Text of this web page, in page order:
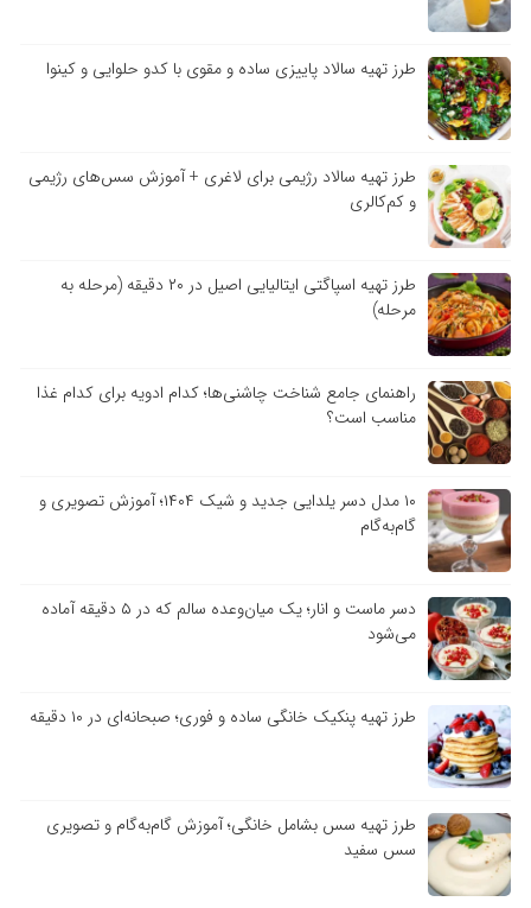
طرز تهیه سالاد پاییزی ساده و مقوی با کدو حلوایی و کینوا
طرز تهیه سالاد رژیمی برای لاغری + آموزش سس‌های رژیمی
و کم‌کالری
طرز تهیه اسپاگتی ایتالیایی اصیل در ۲۰ دقیقه (مرحله به
مرحله)
راهنمای جامع شناخت چاشنی‌ها؛ کدام ادویه برای کدام غذا
مناسب است؟
۱۰ مدل دسر یلدایی جدید و شیک ۱۴۰۴؛ آموزش تصویری و
گام‌به‌گام
دسر ماست و انار؛ یک میان‌وعده سالم که در ۵ دقیقه آماده
می‌شود
طرز تهیه پنکیک خانگی ساده و فوری؛ صبحانه‌ای در ۱۰ دقیقه
طرز تهیه سس بشامل خانگی؛ آموزش گام‌به‌گام و تصویری
سس سفید